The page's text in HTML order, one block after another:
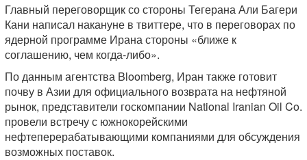
Главный переговорщик со стороны Тегерана Али Багери
Кани написал накануне в твиттере, что в переговорах по
ядерной программе Ирана стороны «ближе к
соглашению, чем когда-либо».
По данным агентства Bloomberg, Иран также готовит
почву в Азии для официального возврата на нефтяной
рынок, представители госкомпании National Iranian Oil Co.
провели встречу с южнокорейскими
нефтеперерабатывающими компаниями для обсуждения
возможных поставок.